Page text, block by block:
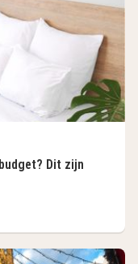
Dit zijn